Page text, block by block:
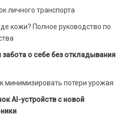
личного транспорта
кожи? Полное руководство по
о себе без откладывания
минимизировать потери урожая
AI-устройств с новой